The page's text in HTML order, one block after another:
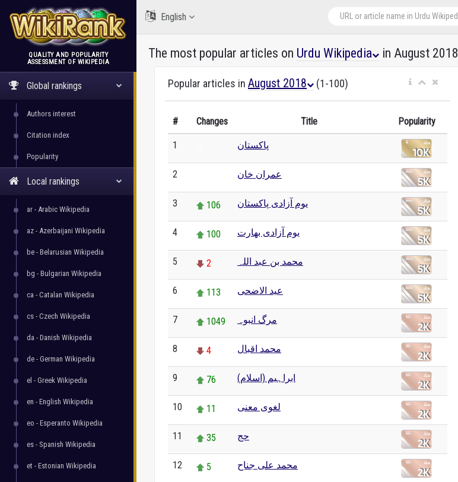
WikiRank
QUALITY AND POPULARITY
ASSESSMENT OF WIKIPEDIA
Global rankings
Authors interest
Citation index
Popularity
Local rankings
ar - Arabic Wikipedia
az - Azerbaijani Wikipedia
be - Belarusian Wikipedia
bg - Bulgarian Wikipedia
ca - Catalan Wikipedia
cs - Czech Wikipedia
da - Danish Wikipedia
de - German Wikipedia
el - Greek Wikipedia
en - English Wikipedia
eo - Esperanto Wikipedia
es - Spanish Wikipedia
et - Estonian Wikipedia
English
The most popular articles on Urdu Wikipedia in August 2018
Popular articles in August 2018 (1-100)
# Changes Title Popularity
1 پاکستان
2 عمران خان
3 106 یوم آزادی پاکستان
4 100 یوم آزادی بھارت
5 2 محمد بن عبد اللہ
6 113 عید الاضحی
7 1049 مرگ انبوہ
8 4 محمد اقبال
9 76 ابراہیم (اسلام)
10 11 لغوی معنی
11 35 حج
12 5 محمد علی جناح